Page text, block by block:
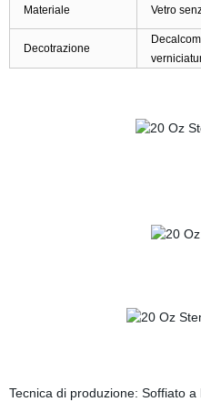
Materiale Vetro
Decotrazione
Tecnica di produzione: Soffiato